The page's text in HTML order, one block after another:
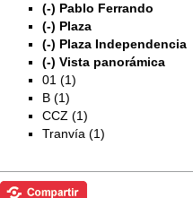
(-) Pablo Ferrando
(-) Plaza
(-) Plaza Independencia
(-) Vista panorámica
01 (1)
B (1)
CCZ (1)
Tranvía (1)